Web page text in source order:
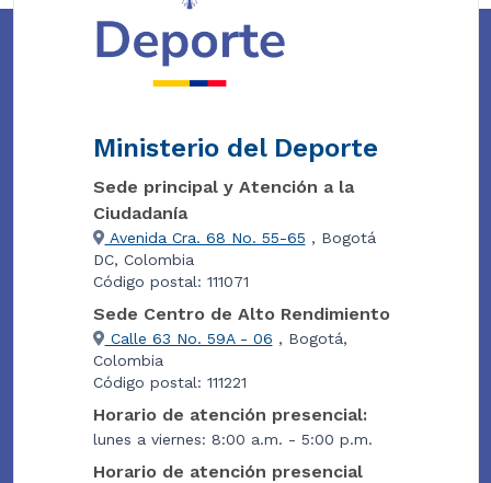
Ministerio del Deporte
Sede principal y Atención a la
Ciudadanía
Avenida Cra. 68 No. 55-65 , Bogotá
DC, Colombia
Código postal: 111071
Sede Centro de Alto Rendimiento
Calle 63 No. 59A - 06 , Bogotá,
Colombia
Código postal: 111221
Horario de atención presencial:
lunes a viernes: 8:00 a.m. - 5:00 p.m.
Horario de atención presencial